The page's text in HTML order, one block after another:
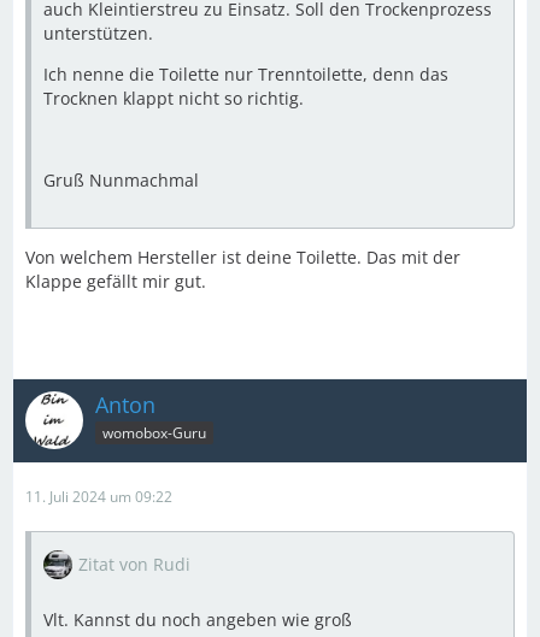
auch Kleintierstreu zu Einsatz. Soll den Trockenprozess
unterstützen.
Ich nenne die Toilette nur Trenntoilette, denn das
Trocknen klappt nicht so richtig.
Gruß Nunmachmal
Von welchem Hersteller ist deine Toilette. Das mit der
Klappe gefällt mir gut.
Anton
womobox-Guru
11. Juli 2024 um 09:22
Zitat von Rudi
Vlt. Kannst du noch angeben wie groß